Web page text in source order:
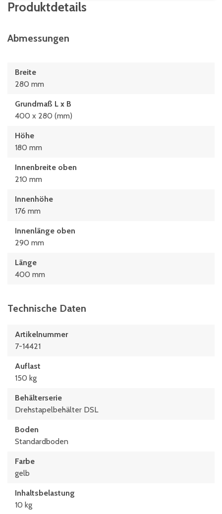
Produktdetails
Abmessungen
Breite
280 mm
Grundmaß L x B
400 x 280 (mm)
Höhe
180 mm
Innenbreite oben
210 mm
Innenhöhe
176 mm
Innenlänge oben
290 mm
Länge
400 mm
Technische Daten
Artikelnummer
7-14421
Auflast
150 kg
Behälterserie
Drehstapelbehälter DSL
Boden
Standardboden
Farbe
gelb
Inhaltsbelastung
10 kg